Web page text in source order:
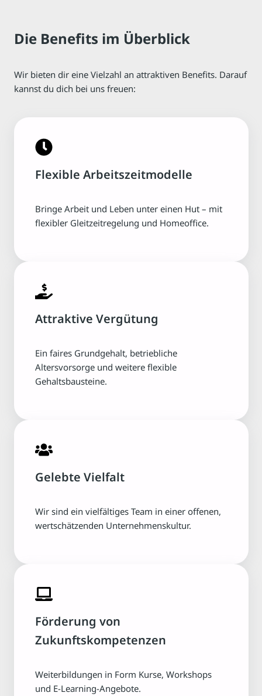
Die Benefits im Überblick
Wir bieten dir eine Vielzahl an attraktiven Benefits. Darauf
kannst du dich bei uns freuen:
Flexible Arbeitszeitmodelle
Bringe Arbeit und Leben unter einen Hut – mit
flexibler Gleitzeitregelung und Homeoffice.
Attraktive Vergütung
Ein faires Grundgehalt, betriebliche
Altersvorsorge und weitere flexible
Gehaltsbausteine.
Gelebte Vielfalt
Wir sind ein vielfältiges Team in einer offenen,
wertschätzenden Unternehmenskultur.
Förderung von
Zukunftskompetenzen
Weiterbildungen in Form Kurse, Workshops
und E-Learning-Angebote.